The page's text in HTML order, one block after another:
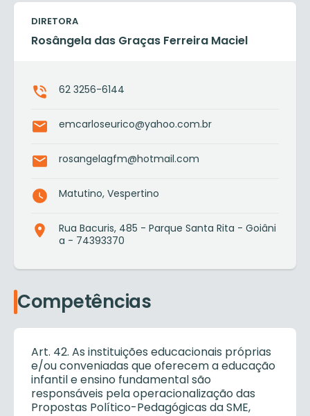
DIRETORA
Rosângela das Graças Ferreira Maciel
62 3256-6144
emcarloseurico@yahoo.com.br
rosangelagfm@hotmail.com
Matutino, Vespertino
Rua Bacuris, 485 - Parque Santa Rita - Goiâni
a - 74393370
Competências
Art. 42. As instituições educacionais próprias
e/ou conveniadas que oferecem a educação
infantil e ensino fundamental são
responsáveis pela operacionalização das
Propostas Político-Pedagógicas da SME,